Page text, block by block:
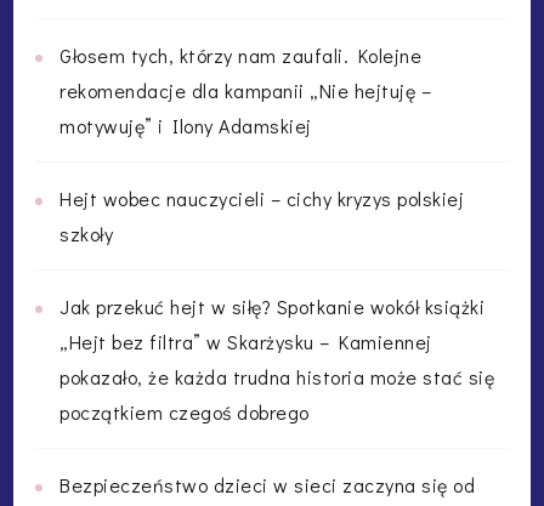
Głosem tych, którzy nam zaufali. Kolejne
rekomendacje dla kampanii „Nie hejtuję –
motywuję” i Ilony Adamskiej
Hejt wobec nauczycieli – cichy kryzys polskiej
szkoły
Jak przekuć hejt w siłę? Spotkanie wokół książki
„Hejt bez filtra” w Skarżysku – Kamiennej
pokazało, że każda trudna historia może stać się
początkiem czegoś dobrego
Bezpieczeństwo dzieci w sieci zaczyna się od